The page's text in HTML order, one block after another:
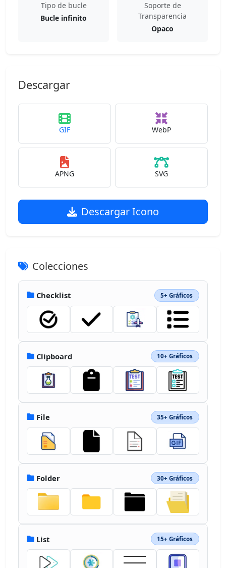
Tipo de bucle
Bucle infinito
Soporte de
Transparencia
Opaco
Descargar
GIF WebP
APNG SVG
Descargar Icono
Colecciones
Checklist 5+ Gráficos
Clipboard 10+ Gráficos
File 35+ Gráficos
Folder 30+ Gráficos
List 15+ Gráficos